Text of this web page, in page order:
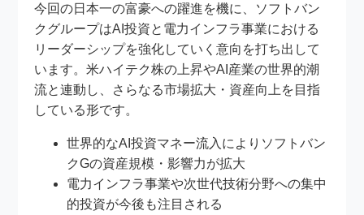
今回の日本一の富豪への躍進を機に、ソフトバン
クグループはAI投資と電力インフラ事業における
リーダーシップを強化していく意向を打ち出して
います。米ハイテク株の上昇やAI産業の世界的潮
流と連動し、さらなる市場拡大・資産向上を目指
している形です。
世界的なAI投資マネー流入によりソフトバン
クGの資産規模・影響力が拡大
電力インフラ事業や次世代技術分野への集中
的投資が今後も注目される